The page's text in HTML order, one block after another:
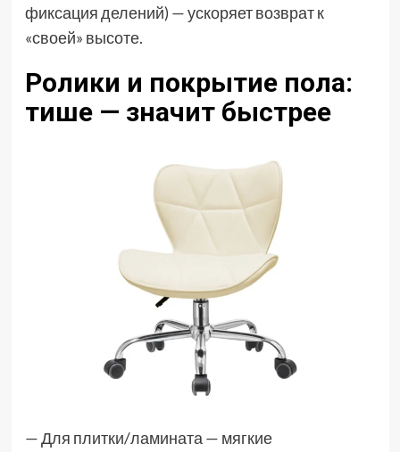
фиксация делений) — ускоряет возврат к
«своей» высоте.
Ролики и покрытие пола:
тише — значит быстрее
— Для плитки/ламината — мягкие